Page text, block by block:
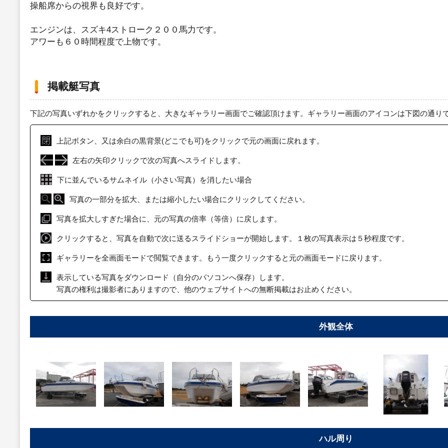
操船席からの視界も良好です。
エンジンは、スズキ4ストローク２００馬力です。
アワーも６０時間程度で上物です。
掲載艇写真
下記の写真いずれかをクリックすると、大きなギャラリー画面でご確認頂けます。ギャラリー画面のアイコンは下図の通り
上記ボタン、又は余白の黒背景(どこでも可)をクリックで元の画面に戻れます。
左右の矢印クリックで次の写真へスライドします。
下に並んでいるサムネイル（小さい写真）を消したい場合
写真の一部分を拡大、または縮小したい場合にクリックしてください。
写真を拡大しすぎた場合に、元の写真の倍率（等倍）に戻します。
クリックすると、写真を自動で次に送るスライドショーが開始します。１枚の写真表示は５秒程度です。
ギャラリーを全画面モードで閲覧できます。もう一度クリックすると元の画面モードに戻ります。
表示している写真をダウンロード（自分のパソコンへ保存）します。
写真の権利は撮影者にありますので、他のウェブサイトへの無断掲載はお止めください。
外観全体
ハル周り